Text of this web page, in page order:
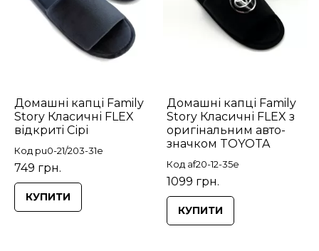
Домашні капці Family
Story Класичні FLEX
відкриті Сірі
Код pu0-21/203-31e
749 грн.
КУПИТИ
Домашні капці Family
Story Класичні FLEX з
оригінальним авто-
значком TOYOTA
Код af20-12-35e
1099 грн.
КУПИТИ